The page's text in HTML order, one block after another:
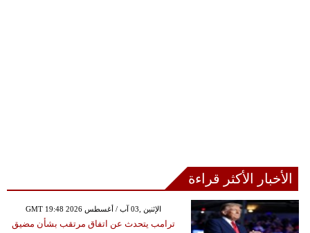
الأخبار الأكثر قراءة
GMT 19:48 2026 الإثنين ,03 آب / أغسطس
ترامب يتحدث عن اتفاق مرتقب بشأن مضيق